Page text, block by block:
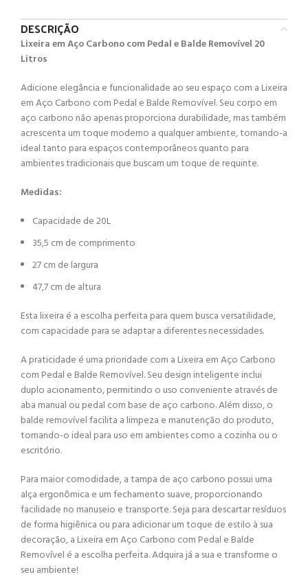
DESCRIÇÃO
Lixeira em Aço Carbono com Pedal e Balde Removível 20
Litros
Adicione elegância e funcionalidade ao seu espaço com a Lixeira
em Aço Carbono com Pedal e Balde Removível. Seu corpo em
aço carbono não apenas proporciona durabilidade, mas também
acrescenta um toque moderno a qualquer ambiente, tornando-a
ideal tanto para espaços contemporâneos quanto para
ambientes tradicionais que buscam um toque de requinte.
Medidas:
Capacidade de 20L
35,5 cm de comprimento
27 cm de largura
47,7 cm de altura
Esta lixeira é a escolha perfeita para quem busca versatilidade,
com capacidade para se adaptar a diferentes necessidades.
A praticidade é uma prioridade com a Lixeira em Aço Carbono
com Pedal e Balde Removível. Seu design inteligente inclui
duplo acionamento, permitindo o uso conveniente através de
aba manual ou pedal com base de aço carbono. Além disso, o
balde removível facilita a limpeza e manutenção do produto,
tornando-o ideal para uso em ambientes como a cozinha ou o
escritório.
Para maior comodidade, a tampa de aço carbono possui uma
alça ergonômica e um fechamento suave, proporcionando
facilidade no manuseio e transporte. Seja para descartar resíduos
de forma higiênica ou para adicionar um toque de estilo à sua
decoração, a Lixeira em Aço Carbono com Pedal e Balde
Removível é a escolha perfeita. Adquira já a sua e transforme o
seu ambiente!
Para realizar uma cotação deste
produto:
Selecione a cor e a quantidade desejada.
Clique em “Adicionar para Cotação”.
Clique em “Ver Lista de Cotação” ou adicione mais